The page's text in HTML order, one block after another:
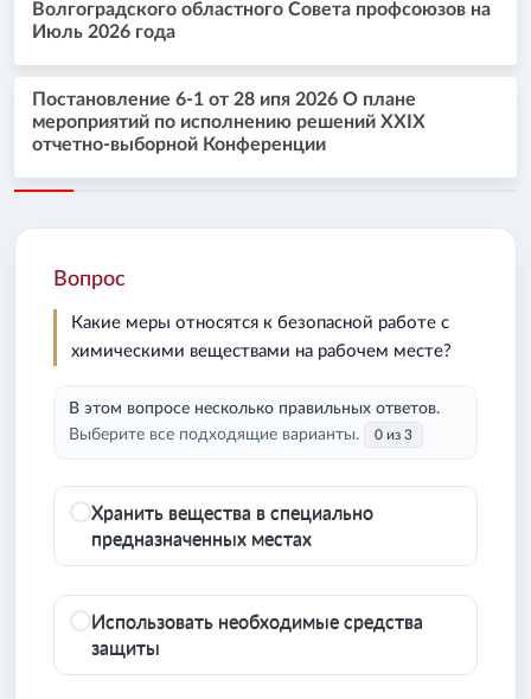
Волгоградского областного Совета профсоюзов на
Июль 2026 года
Постановление 6-1 от 28 ипя 2026 О плане
мероприятий по исполнению решений XXIX
отчетно-выборной Конференции
Вопрос
Какие меры относятся к безопасной работе с
химическими веществами на рабочем месте?
В этом вопросе несколько правильных ответов.
Выберите все подходящие варианты.
0 из 3
Хранить вещества в специально
предназначенных местах
Использовать необходимые средства
защиты